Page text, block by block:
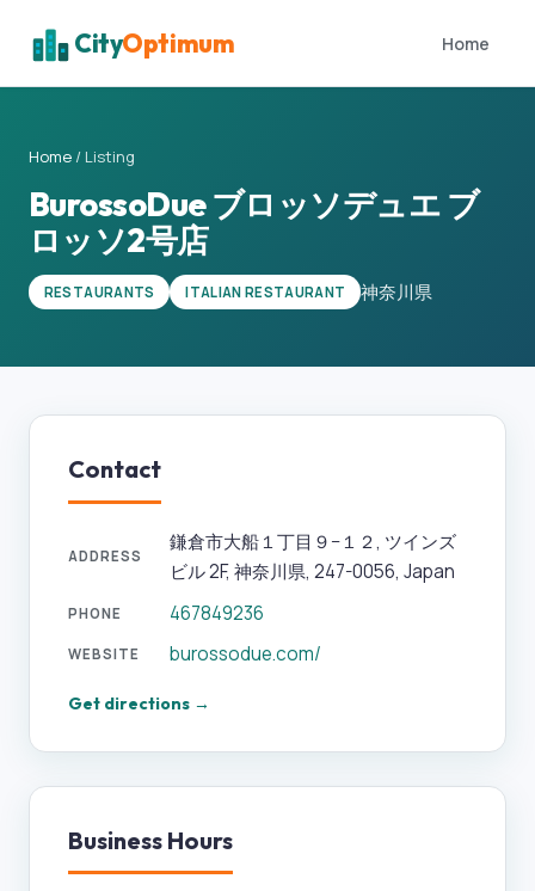
CityOptimum Home
Home / Listing
BurossoDue ブロッソデュエ ブ
ロッソ2号店
RESTAURANTS ITALIAN RESTAURANT 神奈川県
Contact
ADDRESS
鎌倉市大船１丁目９−１２, ツインズ
ビル 2F, 神奈川県, 247-0056, Japan
PHONE 467849236
WEBSITE burossodue.com/
Get directions →
Business Hours